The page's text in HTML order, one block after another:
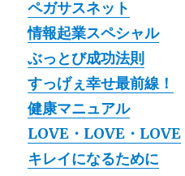
ペガサスネット
情報起業スペシャル
ぶっとび成功法則
すっげぇ幸せ最前線！
健康マニュアル
LOVE・LOVE・LOVE
キレイになるために